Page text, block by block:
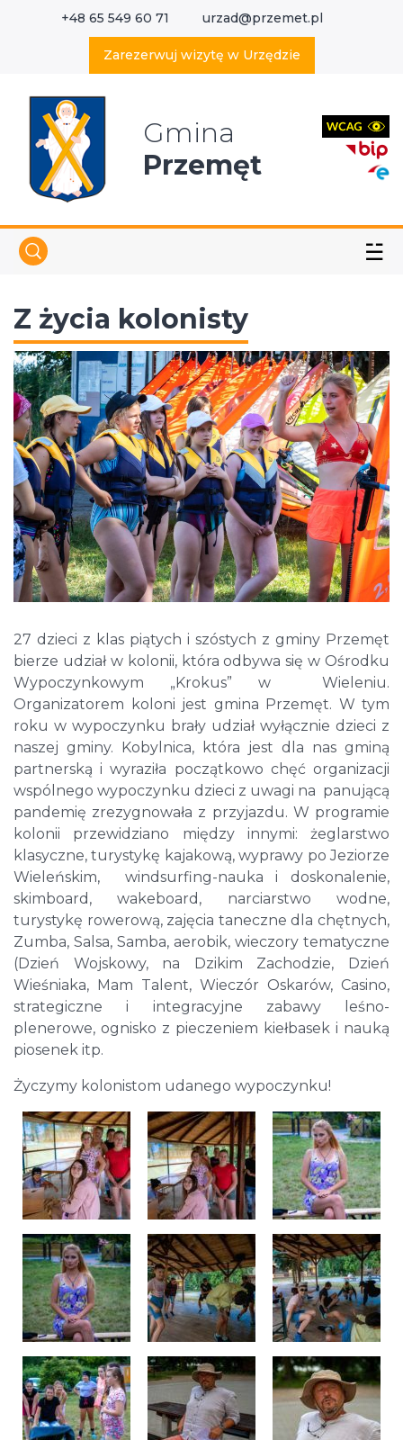
+48 65 549 60 71 urzad@przemet.pl
Zarezerwuj wizytę w Urzędzie
Gmina
Przemęt
☱
Z życia kolonisty
27 dzieci z klas piątych i szóstych z gminy Przemęt
bierze udział w kolonii, która odbywa się w Ośrodku
Wypoczynkowym „Krokus” w Wieleniu.
Organizatorem koloni jest gmina Przemęt. W tym
roku w wypoczynku brały udział wyłącznie dzieci z
naszej gminy. Kobylnica, która jest dla nas gminą
partnerską i wyraziła początkowo chęć organizacji
wspólnego wypoczynku dzieci z uwagi na panującą
pandemię zrezygnowała z przyjazdu. W programie
kolonii przewidziano między innymi: żeglarstwo
klasyczne, turystykę kajakową, wyprawy po Jeziorze
Wieleńskim, windsurfing-nauka i doskonalenie,
skimboard, wakeboard, narciarstwo wodne,
turystykę rowerową, zajęcia taneczne dla chętnych,
Zumba, Salsa, Samba, aerobik, wieczory tematyczne
(Dzień Wojskowy, na Dzikim Zachodzie, Dzień
Wieśniaka, Mam Talent, Wieczór Oskarów, Casino,
strategiczne i integracyjne zabawy leśno-
plenerowe, ognisko z pieczeniem kiełbasek i nauką
piosenek itp.
Życzymy kolonistom udanego wypoczynku!
Wyszukaj w serwisie